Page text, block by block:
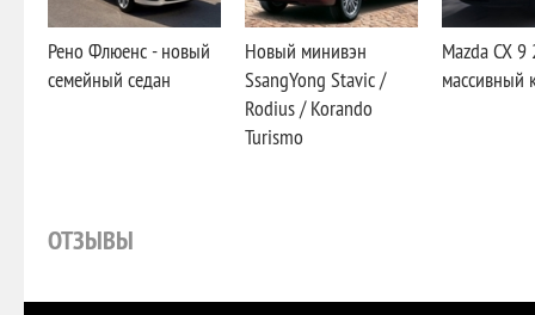
Рено Флюенс - новый
семейный седан
Новый минивэн
SsangYong Stavic /
Rodius / Korando
Turismo
Mazda CX
массивный
ОТЗЫВЫ